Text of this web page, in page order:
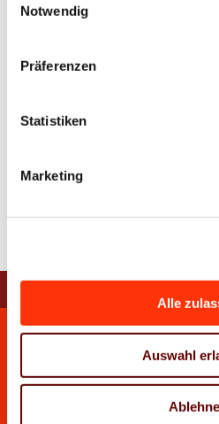
Werbung und Analysen weiter.
mehreren ausgewählten
je nach unseren aktuellen
können. Indem Sie „Alle
und Datenverarbeitung zu.
Notwendig
Präferenzen
Statistiken
Marketing
Alle
Auswahl
Kontakt
Verband Druck und
089 33036 - 0|